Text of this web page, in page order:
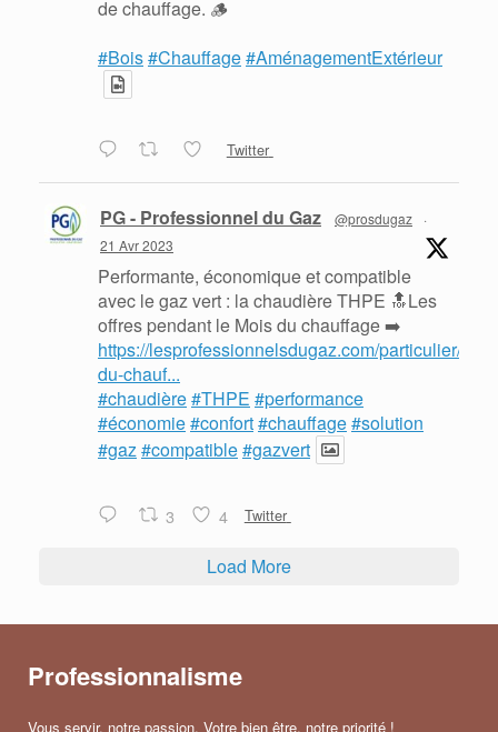
de chauffage. 🪵
#Bois#Chauffage#AménagementExtérieur
Twitter
PG - Professionnel du Gaz @prosdugaz
·
21 Avr 2023
Performante, économique et compatible
avec le gaz vert : la chaudière THPE 🔝Les
offres pendant le Mois du chauffage ➡️
https://lesprofessionnelsdugaz.com/particulier/
du-chauf...
#chaudière#THPE #performance
#économie#confort#chauffage#solution
#gaz#compatible#gazvert
3 4 Twitter
Load More
Professionnalisme
Vous servir, notre passion. Votre bien être, notre priorité !